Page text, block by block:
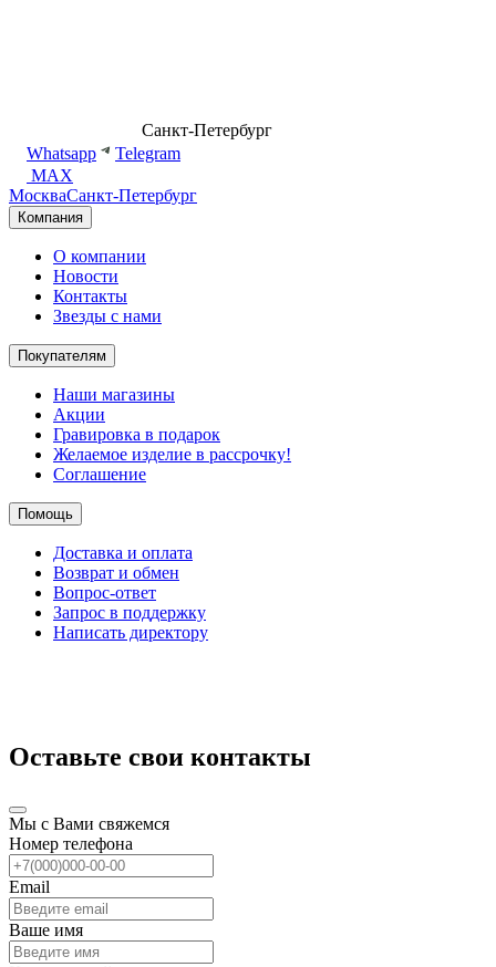
Санкт-Петербург
Whatsapp
Telegram
MAX
МоскваСанкт-Петербург
Компания
О компании
Новости
Контакты
Звезды с нами
Покупателям
Наши магазины
Акции
Гравировка в подарок
Желаемое изделие в рассрочку!
Соглашение
Помощь
Доставка и оплата
Возврат и обмен
Вопрос-ответ
Запрос в поддержку
Написать директору
Оставьте свои контакты
Мы с Вами свяжемся
Номер телефона
Email
Ваше имя